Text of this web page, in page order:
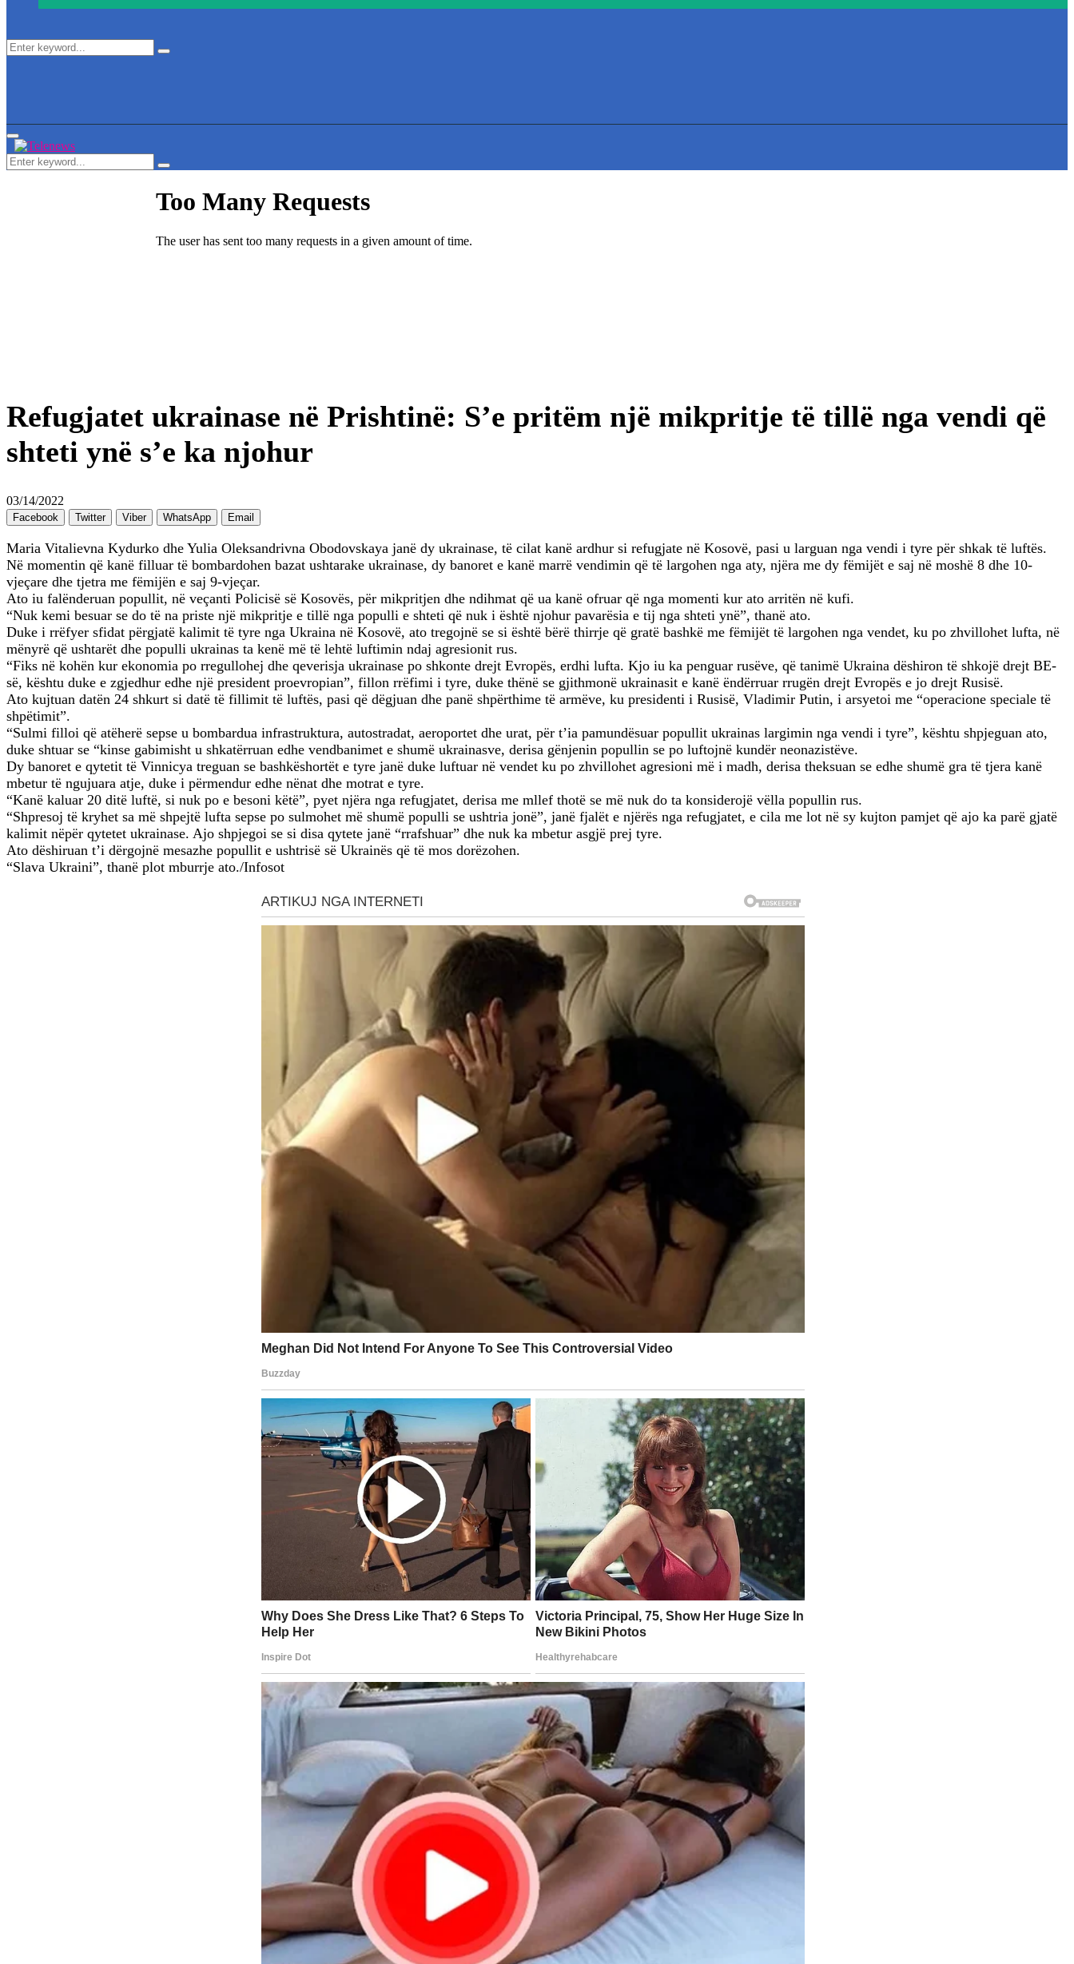
Search
Search
Primary
Menu
Search
for:
Search
Refugjatet ukrainase në Prishtinë: S’e pritëm një mikpritje të tillë nga vendi që
shteti ynë s’e ka njohur
03/14/2022
Facebook Twitter Viber WhatsApp Email
Maria Vitalievna Kydurko dhe Yulia Oleksandrivna Obodovskaya janë dy ukrainase, të cilat kanë ardhur si refugjate në Kosovë, pasi u larguan nga vendi i tyre për shkak të luftës.
Në momentin që kanë filluar të bombardohen bazat ushtarake ukrainase, dy banoret e kanë marrë vendimin që të largohen nga aty, njëra me dy fëmijët e saj në moshë 8 dhe 10-
vjeçare dhe tjetra me fëmijën e saj 9-vjeçar.
Ato iu falënderuan popullit, në veçanti Policisë së Kosovës, për mikpritjen dhe ndihmat që ua kanë ofruar që nga momenti kur ato arritën në kufi.
“Nuk kemi besuar se do të na priste një mikpritje e tillë nga populli e shteti që nuk i është njohur pavarësia e tij nga shteti ynë”, thanë ato.
Duke i rrëfyer sfidat përgjatë kalimit të tyre nga Ukraina në Kosovë, ato tregojnë se si është bërë thirrje që gratë bashkë me fëmijët të largohen nga vendet, ku po zhvillohet lufta, në
mënyrë që ushtarët dhe populli ukrainas ta kenë më të lehtë luftimin ndaj agresionit rus.
“Fiks në kohën kur ekonomia po rregullohej dhe qeverisja ukrainase po shkonte drejt Evropës, erdhi lufta. Kjo iu ka penguar rusëve, që tanimë Ukraina dëshiron të shkojë drejt BE-
së, kështu duke e zgjedhur edhe një president proevropian”, fillon rrëfimi i tyre, duke thënë se gjithmonë ukrainasit e kanë ëndërruar rrugën drejt Evropës e jo drejt Rusisë.
Ato kujtuan datën 24 shkurt si datë të fillimit të luftës, pasi që dëgjuan dhe panë shpërthime të armëve, ku presidenti i Rusisë, Vladimir Putin, i arsyetoi me “operacione speciale të
shpëtimit”.
“Sulmi filloi që atëherë sepse u bombardua infrastruktura, autostradat, aeroportet dhe urat, për t’ia pamundësuar popullit ukrainas largimin nga vendi i tyre”, kështu shpjeguan ato,
duke shtuar se “kinse gabimisht u shkatërruan edhe vendbanimet e shumë ukrainasve, derisa gënjenin popullin se po luftojnë kundër neonazistëve.
Dy banoret e qytetit të Vinnicya treguan se bashkëshortët e tyre janë duke luftuar në vendet ku po zhvillohet agresioni më i madh, derisa theksuan se edhe shumë gra të tjera kanë
mbetur të ngujuara atje, duke i përmendur edhe nënat dhe motrat e tyre.
“Kanë kaluar 20 ditë luftë, si nuk po e besoni këtë”, pyet njëra nga refugjatet, derisa me mllef thotë se më nuk do ta konsiderojë vëlla popullin rus.
“Shpresoj të kryhet sa më shpejtë lufta sepse po sulmohet më shumë populli se ushtria jonë”, janë fjalët e njërës nga refugjatet, e cila me lot në sy kujton pamjet që ajo ka parë gjatë
kalimit nëpër qytetet ukrainase. Ajo shpjegoi se si disa qytete janë “rrafshuar” dhe nuk ka mbetur asgjë prej tyre.
Ato dëshiruan t’i dërgojnë mesazhe popullit e ushtrisë së Ukrainës që të mos dorëzohen.
“Slava Ukraini”, thanë plot mburrje ato./Infosot